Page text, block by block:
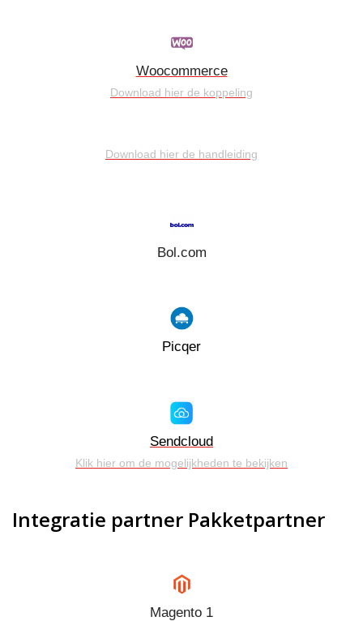
Woocommerce
Download hier de koppeling
Download hier de handleiding
Bol.com
Picqer
Sendcloud
Klik hier om de mogelijkheden te bekijken
Integratie partner Pakketpartner
Magento 1